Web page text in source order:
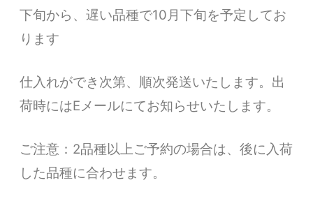
下旬から、遅い品種で10月下旬を予定してお
ります
仕入れができ次第、順次発送いたします。出
荷時にはEメールにてお知らせいたします。
ご注意：2品種以上ご予約の場合は、後に入荷
した品種に合わせます。